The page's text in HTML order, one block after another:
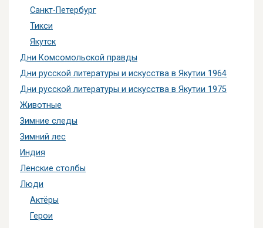
Санкт-Петербург
Тикси
Якутск
Дни Комсомольской правды
Дни русской литературы и искусства в Якутии 1964
Дни русской литературы и искусства в Якутии 1975
Животные
Зимние следы
Зимний лес
Индия
Ленские столбы
Люди
Актёры
Герои